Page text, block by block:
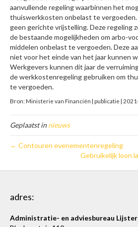
aanvullende regeling waarbinnen het
thuiswerkkosten onbelast te
geen gerichte vrijstelling. Deze regeling
de bestaande mogelijkheden om arbo-
middelen onbelast te vergoeden. Deze
niet voor het einde van het jaar kunnen
Werkgevers kunnen dit jaar de
de werkkostenregeling gebruiken om
te vergoeden.
Bron: Ministerie van Financiën | publicatie |
Geplaatst innieuws
← Contouren evenementenregeling
Gebruikelijk loon
adres:
Administratie- en adviesbureau Lijster